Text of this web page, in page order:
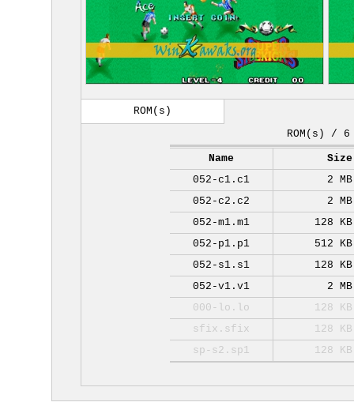
ROM(s)
ROM(s) / 6
Name
Size
052-c1.c1
2 MB
052-c2.c2
2 MB
052-m1.m1
128 KB
052-p1.p1
512 KB
052-s1.s1
128 KB
052-v1.v1
2 MB
000-lo.lo
128 KB
sfix.sfix
128 KB
sp-s2.sp1
128 KB